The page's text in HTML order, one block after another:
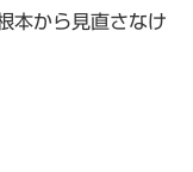
本から見直さなけ